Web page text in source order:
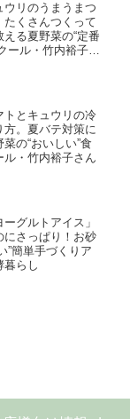
ウリのうまうまつ
たくさんつくって
る夏野菜の“定番
ール・竹内裕子さ
トとキュウリの冷
方。夏バテ対策に
の“おいしい”食
ル・竹内裕子さん
グルトアイス」
にさっぱり！お砂
”簡単手づくりア
暮らし